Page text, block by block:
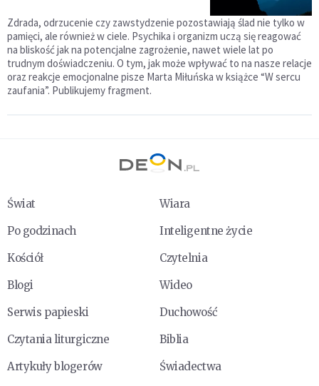
Zdrada, odrzucenie czy zawstydzenie pozostawiają ślad nie tylko w
pamięci, ale również w ciele. Psychika i organizm uczą się reagować
na bliskość jak na potencjalne zagrożenie, nawet wiele lat po
trudnym doświadczeniu. O tym, jak może wpływać to na nasze relacje
oraz reakcje emocjonalne pisze Marta Miłuńska w książce “W sercu
zaufania”. Publikujemy fragment.
Świat
Wiara
Po godzinach
Inteligentne życie
Kościół
Czytelnia
Blogi
Wideo
Serwis papieski
Duchowość
Czytania liturgiczne
Biblia
Artykuły blogerów
Świadectwa